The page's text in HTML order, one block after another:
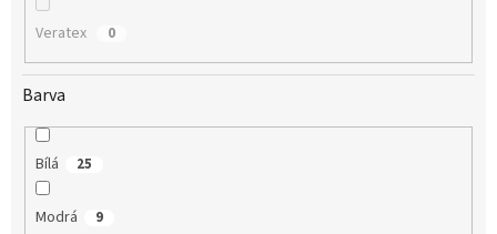
Veratex 0
Barva
Bílá 25
Modrá 9